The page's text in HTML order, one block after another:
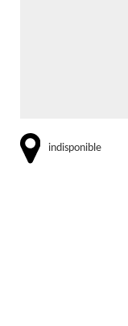
indisponible